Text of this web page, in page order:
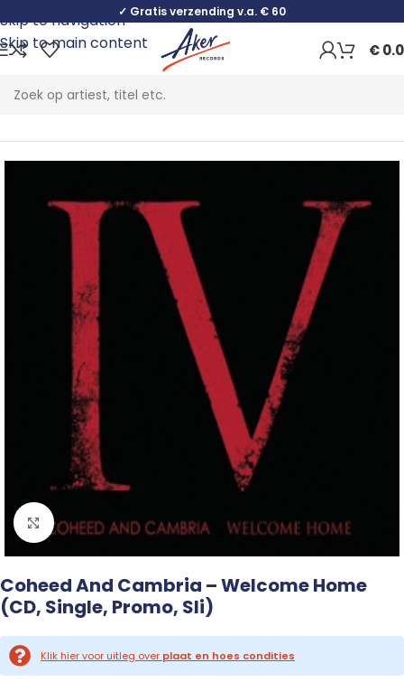
Skip to navigation
Skip to main content
✓ Gratis verzending v.a. € 60
€
Home Rock
Click to enlarge
Coheed And Cambria – Welcome Home
(CD, Single, Promo, Sli)
Klik hier voor uitleg over plaat en hoes condities